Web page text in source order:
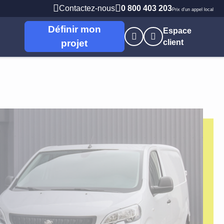
Contactez-nous 0 800 403 203Prix d'un appel local
Définir mon
projet
Espace
client